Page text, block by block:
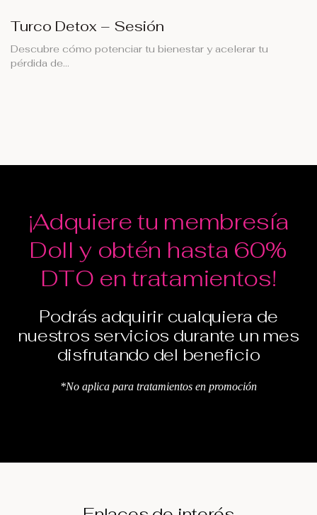
Turco Detox – Sesión
Descubre cómo potenciar tu bienestar y acelerar tu
pérdida de…
¡Adquiere tu membresía
Doll y obtén hasta 60%
DTO en tratamientos!
Podrás adquirir cualquiera de
nuestros servicios durante un mes
disfrutando del beneficio
*No aplica para tratamientos en promoción